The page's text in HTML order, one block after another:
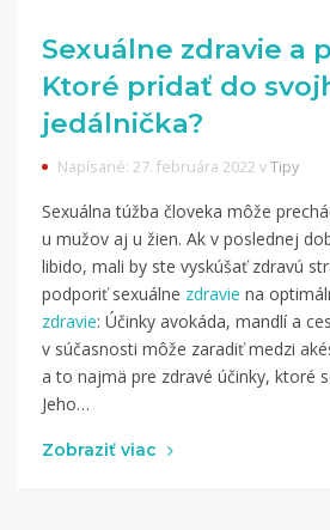
Sexuálne zdravie a
Ktoré pridať do
jedálnička?
Napísané: 27. februára 2022 vTipy
Sexuálna túžba človeka môže
u mužov aj u žien. Ak v poslednej
libido, mali by ste vyskúšať zdravú
podporiť sexuálne zdravie na
zdravie: Účinky avokáda, mandlí a
v súčasnosti môže zaradiť medzi
a to najmä pre zdravé účinky, ktoré
Jeho…
Zobraziť viac